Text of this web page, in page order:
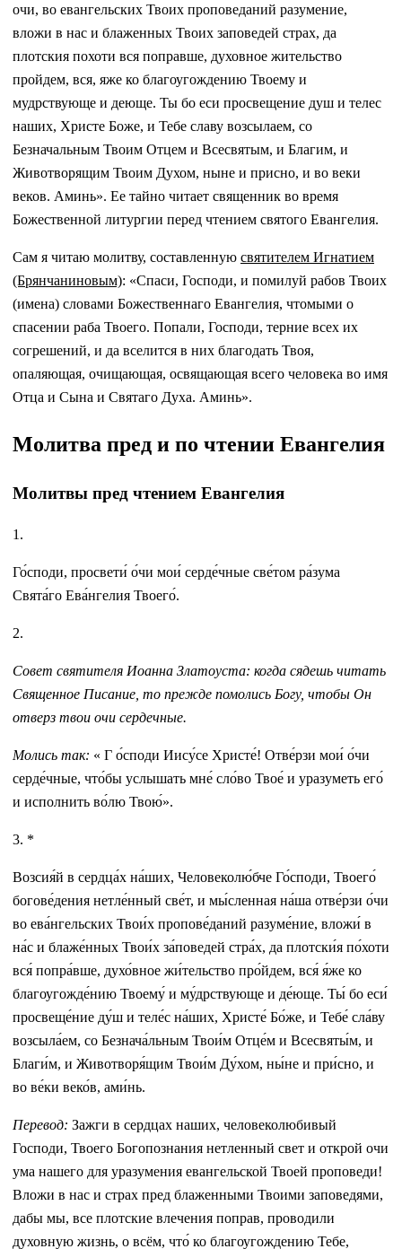
очи, во евангельских Твоих проповеданий разумение,
вложи в нас и блаженных Твоих заповедей страх, да
плотския похоти вся поправше, духовное жительство
пройдем, вся, яже ко благоугождению Твоему и
мудрствующе и деюще. Ты бо еси просвещение душ и телес
наших, Христе Боже, и Тебе славу возсылаем, со
Безначальным Твоим Отцем и Всесвятым, и Благим, и
Животворящим Твоим Духом, ныне и присно, и во веки
веков. Аминь». Ее тайно читает священник во время
Божественной литургии перед чтением святого Евангелия.
Сам я читаю молитву, составленную святителем Игнатием
(Брянчаниновым): «Спаси, Господи, и помилуй рабов Твоих
(имена) словами Божественнаго Евангелия, чтомыми о
спасении раба Твоего. Попали, Господи, терние всех их
согрешений, и да вселится в них благодать Твоя,
опаляющая, очищающая, освящающая всего человека во имя
Отца и Сына и Святаго Духа. Аминь».
Молитва пред и по чтении Евангелия
Молитвы пред чтением Евангелия
1.
Го́споди, просвети́ о́чи мои́ серде́чные све́том ра́зума
Свята́го Ева́нгелия Твоего́.
2.
Совет святителя Иоанна Златоуста: когда сядешь читать
Священное Писание, то прежде помолись Богу, чтобы Он
отверз твои очи сердечные.
Молись так: « Г о́споди Иису́се Христе́! Отве́рзи мои́ о́чи
серде́чные, что́бы услышать мне́ сло́во Твое́ и уразуметь его́
и исполнить во́лю Твою́».
3. *
Возсия́й в сердца́х на́ших, Человеколю́бче Го́споди, Твоего́
богове́дения нетле́нный све́т, и мы́сленная на́ша отве́рзи о́чи
во ева́нгельских Твои́х пропове́даний разуме́ние, вложи́ в
на́с и блаже́нных Твои́х за́поведей стра́х, да плотски́я по́хоти
вся́ попра́вше, духо́вное жи́тельство про́йдем, вся́ я́же ко
благоугожде́нию Твоему́ и му́дрствующе и де́юще. Ты́ бо еси́
просвеще́ние ду́ш и теле́с на́ших, Христе́ Бо́же, и Тебе́ сла́ву
возсыла́ем, со Безнача́льным Твои́м Отце́м и Всесвяты́м, и
Благи́м, и Животворя́щим Твои́м Ду́хом, ны́не и при́сно, и
во ве́ки веко́в, ами́нь.
Перевод: Зажги в сердцах наших, человеколюбивый
Господи, Твоего Богопознания нетленный свет и открой очи
ума нашего для уразумения евангельской Твоей проповеди!
Вложи в нас и страх пред блаженными Твоими заповедями,
дабы мы, все плотские влечения поправ, проводили
духовную жизнь, о всём, что́ ко благоугождению Тебе,